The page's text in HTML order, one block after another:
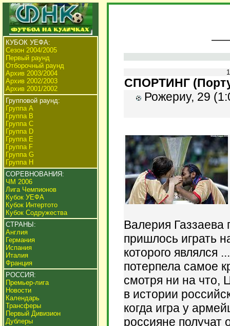
КУБОК УЕФА:
Сезон 2004/2005
Первый раунд
Отборочный раунд
Архив 2003/2004
Архив 2002/2003
Архив 2001/2002
Групповой раунд:
Группа А
Группа В
Группа C
Группа D
Группа E
Группа F
Группа G
Группа H
СОРЕВНОВАНИЯ:
ЧМ 2006
Лига Чемпионов
Кубок УЕФА
Кубок Интертото
Кубок Содружества
СТРАНЫ:
Англия
Германия
Испания
Италия
Франция
РОССИЯ:
Премьер-лига
Новости
Календарь
Трансферы
Первый Дивизион
Дублеры
СПОРТИНГ
Рожериу, 29
Валерия
пришлось играть
которого являлся
потерпела самое
смотря ни на что,
в истории
когда игра у
россияне получат